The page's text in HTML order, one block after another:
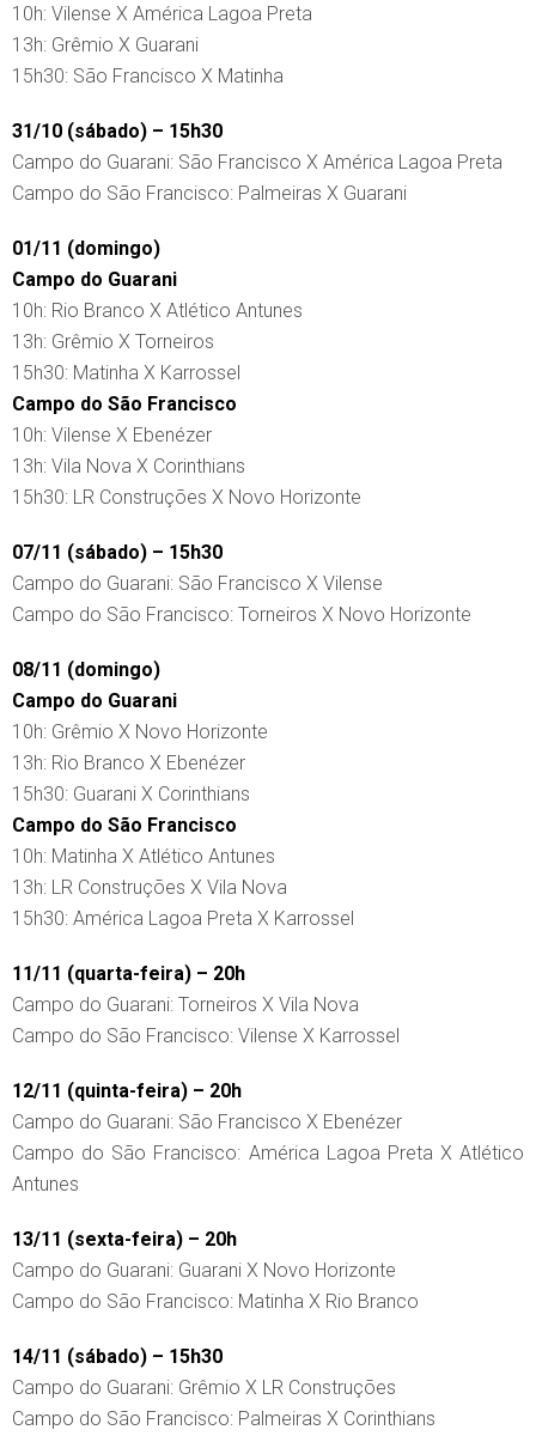
10h: Vilense X América Lagoa Preta
13h: Grêmio X Guarani
15h30: São Francisco X Matinha
31/10 (sábado) – 15h30
Campo do Guarani: São Francisco X América Lagoa Preta
Campo do São Francisco: Palmeiras X Guarani
01/11 (domingo)
Campo do Guarani
10h: Rio Branco X Atlético Antunes
13h: Grêmio X Torneiros
15h30: Matinha X Karrossel
Campo do São Francisco
10h: Vilense X Ebenézer
13h: Vila Nova X Corinthians
15h30: LR Construções X Novo Horizonte
07/11 (sábado) – 15h30
Campo do Guarani: São Francisco X Vilense
Campo do São Francisco: Torneiros X Novo Horizonte
08/11 (domingo)
Campo do Guarani
10h: Grêmio X Novo Horizonte
13h: Rio Branco X Ebenézer
15h30: Guarani X Corinthians
Campo do São Francisco
10h: Matinha X Atlético Antunes
13h: LR Construções X Vila Nova
15h30: América Lagoa Preta X Karrossel
11/11 (quarta-feira) – 20h
Campo do Guarani: Torneiros X Vila Nova
Campo do São Francisco: Vilense X Karrossel
12/11 (quinta-feira) – 20h
Campo do Guarani: São Francisco X Ebenézer
Campo do São Francisco: América Lagoa Preta X Atlético
Antunes
13/11 (sexta-feira) – 20h
Campo do Guarani: Guarani X Novo Horizonte
Campo do São Francisco: Matinha X Rio Branco
14/11 (sábado) – 15h30
Campo do Guarani: Grêmio X LR Construções
Campo do São Francisco: Palmeiras X Corinthians